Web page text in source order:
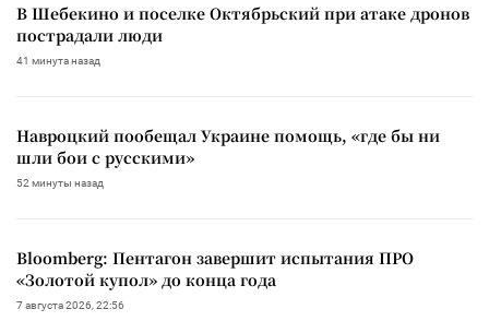
В Шебекино и поселке Октябрьский при атаке дронов
пострадали люди
41 минута назад
Навроцкий пообещал Украине помощь, «где бы ни
шли бои с русскими»
52 минуты назад
Bloomberg: Пентагон завершит испытания ПРО
«Золотой купол» до конца года
7 августа 2026, 22:56